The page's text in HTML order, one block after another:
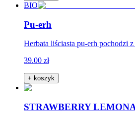
BIO
Pu-erh
Herbata liściasta pu-erh pochodzi
39.00 zł
+ koszyk
STRAWBERRY